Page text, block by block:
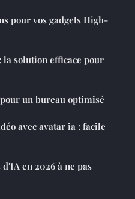
pour vos gadgets High-
solution efficace pour
un bureau optimisé
avec avatar ia : facile
en 2026 à ne pas